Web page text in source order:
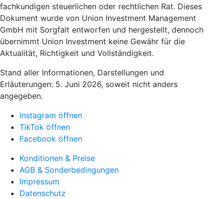
fachkundigen steuerlichen oder rechtlichen Rat. Dieses
Dokument wurde von Union Investment Management
GmbH mit Sorgfalt entworfen und hergestellt, dennoch
übernimmt Union Investment keine Gewähr für die
Aktualität, Richtigkeit und Vollständigkeit.
Stand aller Informationen, Darstellungen und
Erläuterungen: 5. Juni 2026, soweit nicht anders
angegeben.
Instagram öffnen
TikTok öffnen
Facebook öffnen
Konditionen & Preise
AGB & Sonderbedingungen
Impressum
Datenschutz